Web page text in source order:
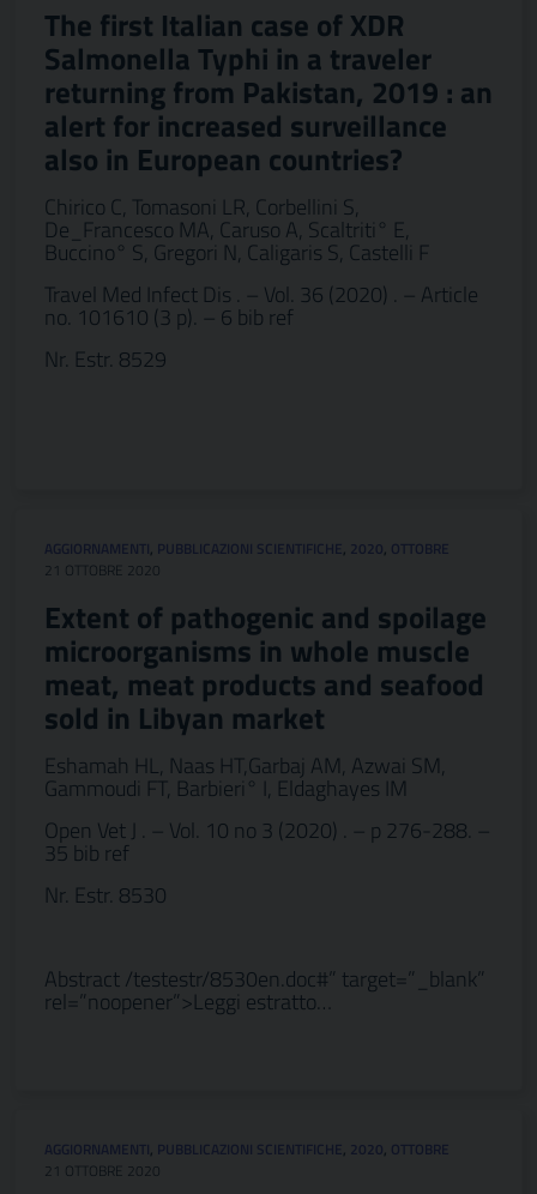
The first Italian case of XDR
Salmonella Typhi in a traveler
returning from Pakistan, 2019 : an
alert for increased surveillance
also in European countries?
Chirico C, Tomasoni LR, Corbellini S,
De_Francesco MA, Caruso A, Scaltriti° E,
Buccino° S, Gregori N, Caligaris S, Castelli F
Travel Med Infect Dis . – Vol. 36 (2020) . – Article
no. 101610 (3 p). – 6 bib ref
Nr. Estr. 8529
AGGIORNAMENTI, PUBBLICAZIONI SCIENTIFICHE, 2020, OTTOBRE
21 OTTOBRE 2020
Extent of pathogenic and spoilage
microorganisms in whole muscle
meat, meat products and seafood
sold in Libyan market
Eshamah HL, Naas HT,Garbaj AM, Azwai SM,
Gammoudi FT, Barbieri° I, Eldaghayes IM
Open Vet J . – Vol. 10 no 3 (2020) . – p 276-288. –
35 bib ref
Nr. Estr. 8530
Abstract /testestr/8530en.doc#” target=”_blank”
rel=”noopener”>Leggi estratto…
AGGIORNAMENTI, PUBBLICAZIONI SCIENTIFICHE, 2020, OTTOBRE
21 OTTOBRE 2020